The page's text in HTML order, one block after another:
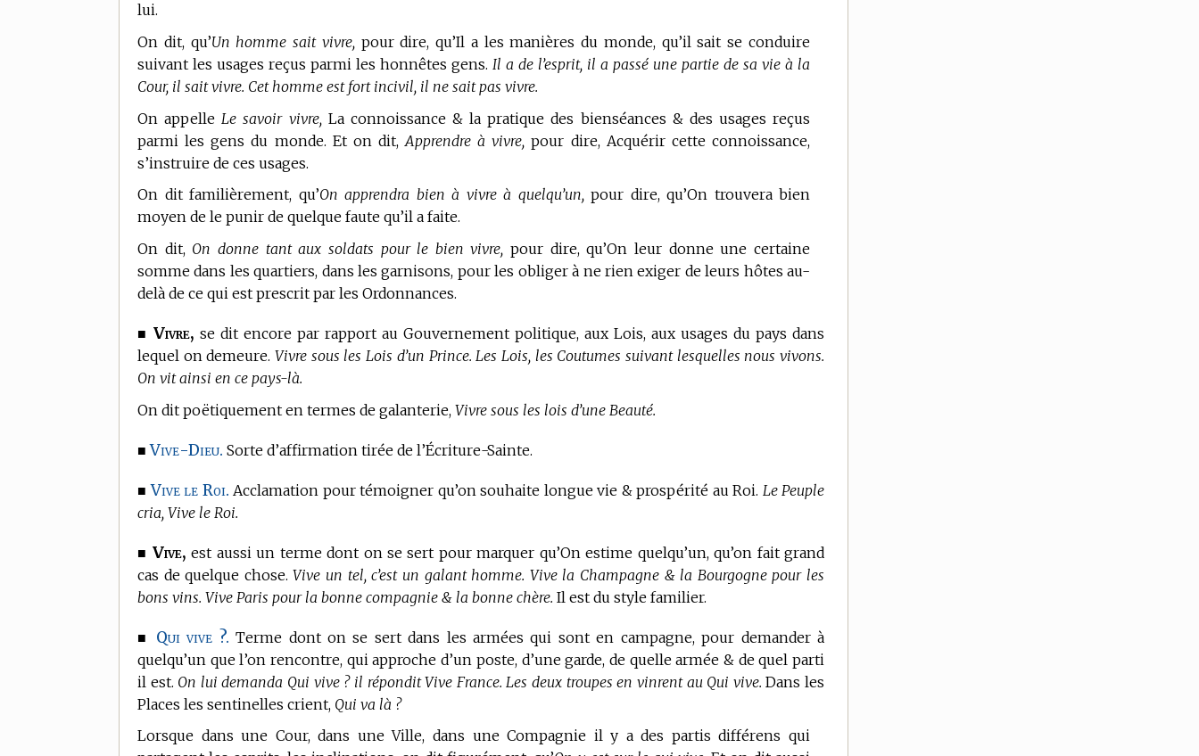
lui.
On dit, qu’Un homme sait vivre,pour dire, qu’Il a les manières du monde, qu’il sait se conduire
suivant les usages reçus parmi les honnêtes gens.Il a de l’esprit, il a passé une partie de sa vie à la
Cour, il sait vivre. Cet homme est fort incivil, il ne sait pas vivre.
On appelle Le savoir vivre, La connoissance & la pratique des bienséances & des usages reçus
parmi les gens du monde. Et on dit,Apprendre à vivre, pour dire, Acquérir cette connoissance,
s’instruire de ces usages.
On dit familièrement, qu’On apprendra bien à vivre à quelqu’un,pour dire, qu’On trouvera bien
moyen de le punir de quelque faute qu’il a faite.
On dit, On donne tant aux soldats pour le bien vivre, pour dire, qu’On leur donne une certaine
somme dans les quartiers, dans les garnisons, pour les obliger à ne rien exiger de leurs hôtes au-
delà de ce qui est prescrit par les Ordonnances.
■Vivre, se dit encore par rapport au Gouvernement politique, aux Lois, aux usages du pays dans
lequel on demeure.Vivre sous les Lois d’un Prince. Les Lois, les Coutumes suivant lesquelles nous vivons.
On vit ainsi en ce pays-là.
On dit poëtiquement en termes de galanterie, Vivre sous les lois d’une Beauté.
■Vive-Dieu. Sorte d’affirmation tirée de l’Écriture-Sainte.
■Vive le Roi. Acclamation pour témoigner qu’on souhaite longue vie & prospérité au Roi. Le Peuple
cria, Vive le Roi.
■ Vive, est aussi un terme dont on se sert pour marquer qu’On estime quelqu’un, qu’on fait grand
cas de quelque chose.Vive un tel, c’est un galant homme. Vive la Champagne & la Bourgogne pour les
bons vins. Vive Paris pour la bonne compagnie & la bonne chère. Il est du style familier.
■ Qui vive ?. Terme dont on se sert dans les armées qui sont en campagne, pour demander à
quelqu’un que l’on rencontre, qui approche d’un poste, d’une garde, de quelle armée & de quel parti
il est. On lui demanda Qui vive ? il répondit Vive France. Les deux troupes en vinrent au Qui vive. Dans les
Places les sentinelles crient, Qui va là ?
Lorsque dans une Cour, dans une Ville, dans une Compagnie il y a des partis différens qui